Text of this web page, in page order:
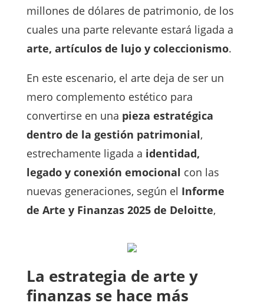
millones de dólares de patrimonio, de los
cuales una parte relevante estará ligada a
arte, artículos de lujo y coleccionismo.
En este escenario, el arte deja de ser un
mero complemento estético para
convertirse en una pieza estratégica
dentro de la gestión patrimonial,
estrechamente ligada a identidad,
legado y conexión emocional con las
nuevas generaciones, según el Informe
de Arte y Finanzas 2025 de Deloitte,
La estrategia de arte y
finanzas se hace más